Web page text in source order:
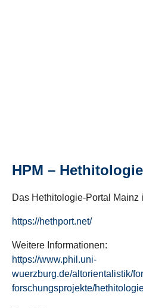
HPM –
Das Hethitologie-Portal Mainz
https://hethport.net/
Weitere Informationen:
https://www.phil.uni-
wuerzburg.de/altorientalistik/
forschungsprojekte/